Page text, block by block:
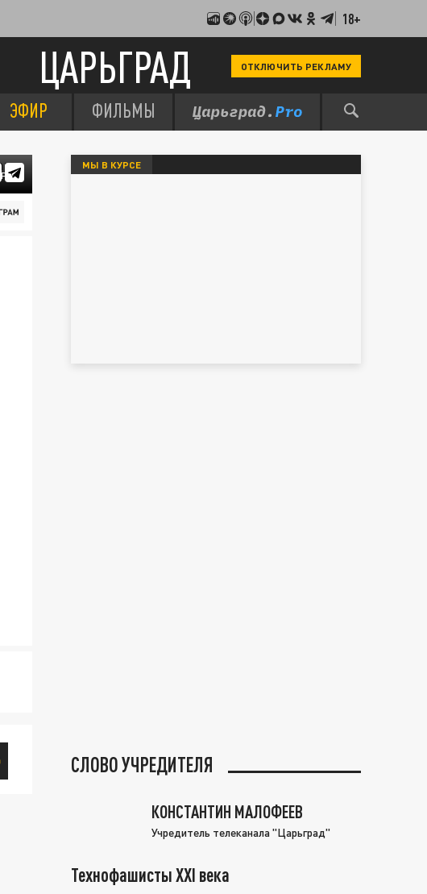
18+
ЦАРЬГРАД ОТКЛЮЧИТЬ РЕКЛАМУ
ЭФИР ФИЛЬМЫ
РФ
МЫ В КУРСЕ
СЛОВО УЧРЕДИТЕЛЯ
КОНСТАНТИН МАЛОФЕЕВ
Учредитель телеканала "Царьград"
Технофашисты XXI века